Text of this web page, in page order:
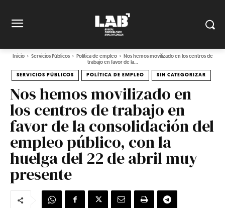
Inicio Servicios Públicos Política de empleo
Nos hemos movilizado en los centros de
trabajo en favor de la...
SERVICIOS PÚBLICOS POLÍTICA DE EMPLEO SIN CATEGORIZAR
Nos hemos movilizado en
los centros de trabajo en
favor de la consolidación del
empleo público, con la
huelga del 22 de abril muy
presente